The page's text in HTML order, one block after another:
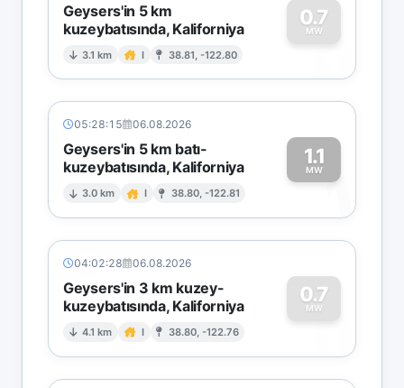
Geysers'in 5 km
kuzeybatısında, Kaliforniya
3.1 km I 38.81, -122.80
0.7
MW
0
05:28:15 06.08.2026
Geysers'in 5 km batı-
kuzeybatısında, Kaliforniya
3.0 km I 38.80, -122.81
1.1
MW1
04:02:28 06.08.2026
Geysers'in 3 km kuzey-
kuzeybatısında, Kaliforniya
4.1 km I 38.80, -122.76
0.7
MW
0